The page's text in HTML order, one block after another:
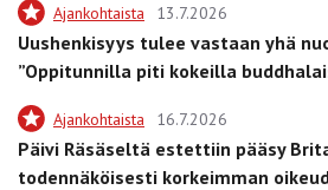
Ajankohtaista 13.7.2026
Uushenkisyys tulee vastaan yhä
”Oppitunnilla piti kokeilla
Ajankohtaista 16.7.2026
Päivi Räsäseltä estettiin pääsy
todennäköisesti korkeimman